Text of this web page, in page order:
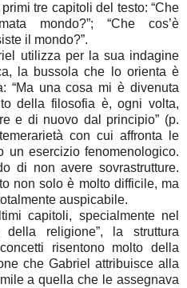
tre capitoli del testo: “Che
mondo?”; “Che cos’è
il mondo?”.
utilizza per la sua indagine
la bussola che lo orienta è
“Ma una cosa mi è divenuta
della filosofia è, ogni volta,
e di nuovo dal principio” (p.
con cui affronta le
un esercizio fenomenologico.
di non avere sovrastrutture.
non solo è molto difficile, ma
auspicabile.
capitoli, specialmente nel
religione”, la struttura
risentono molto della
che Gabriel attribuisce alla
a quella che le assegnava